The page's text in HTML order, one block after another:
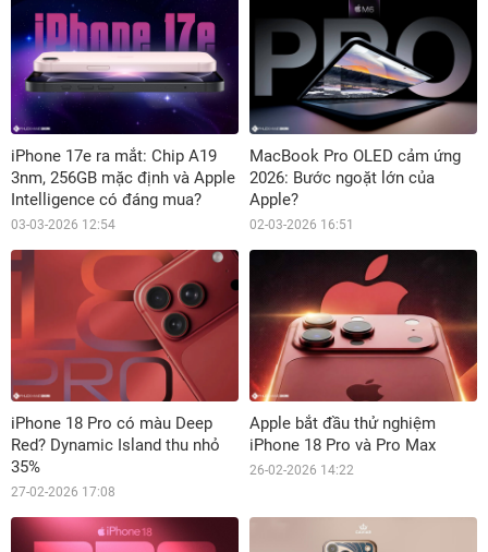
iPhone 17e ra mắt: Chip A19
3nm, 256GB mặc định và Apple
Intelligence có đáng mua?
03-03-2026 12:54
MacBook Pro OLED cảm ứng
2026: Bước ngoặt lớn của
Apple?
02-03-2026 16:51
iPhone 18 Pro có màu Deep
Red? Dynamic Island thu nhỏ
35%
27-02-2026 17:08
Apple bắt đầu thử nghiệm
iPhone 18 Pro và Pro Max
26-02-2026 14:22